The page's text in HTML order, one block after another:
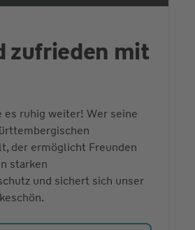
zufrieden mit
es ruhig weiter! Wer seine
der ermöglicht Freunden
starken
und sichert sich unser